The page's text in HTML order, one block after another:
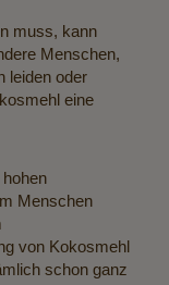
muss, kann
Menschen,
leiden oder
eine
Menschen
von Kokosmehl
schon ganz